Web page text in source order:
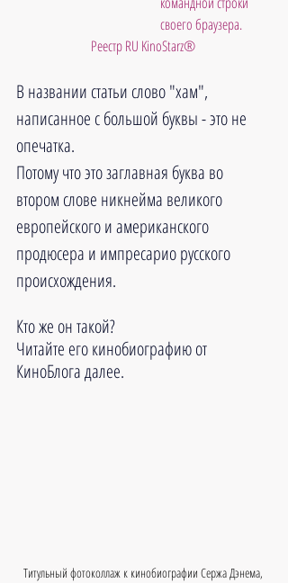
своего браузера.
Реестр RU KinoStarz®
В названии статьи слово "хам",
написанное с большой буквы - это не
опечатка.
Потому что это заглавная буква во
втором слове никнейма великого
европейского и американского
продюсера и импресарио русского
происхождения.
Кто же он такой?
Читайте его кинобиографию от
КиноБлога далее.
Титульный фотоколлаж к кинобиографии Сержа Дэнема,